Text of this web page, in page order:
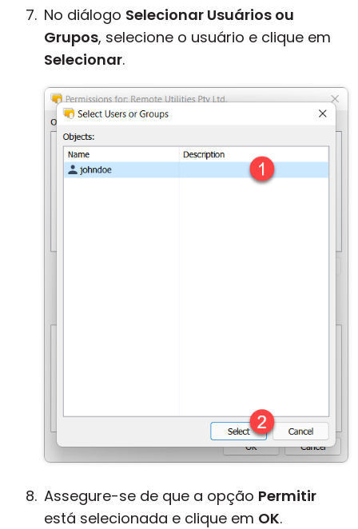
No diálogo Selecionar Usuários ou
Grupos, selecione o usuário e clique em
Selecionar.
Assegure-se de que a opção Permitir
está selecionada e clique em OK.